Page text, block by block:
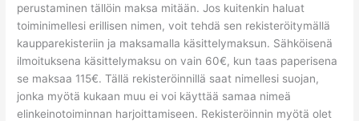
perustaminen tällöin maksa mitään. Jos kuitenkin haluat
toiminimellesi erillisen nimen, voit tehdä sen rekisteröitymällä
kaupparekisteriin ja maksamalla käsittelymaksun. Sähköisenä
ilmoituksena käsittelymaksu on vain 60€, kun taas paperisena
se maksaa 115€. Tällä rekisteröinnillä saat nimellesi suojan,
jonka myötä kukaan muu ei voi käyttää samaa nimeä
elinkeinotoiminnan harjoittamiseen. Rekisteröinnin myötä olet